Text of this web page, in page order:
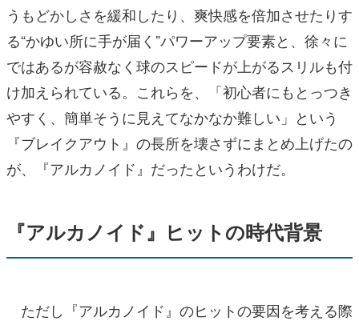
うもどかしさを緩和したり、爽快感を倍加させたりす
る“かゆい所に手が届く”パワーアップ要素と、徐々に
ではあるが容赦なく球のスピードが上がるスリルも付
け加えられている。これらを、「初心者にもとっつき
やすく、簡単そうに見えてなかなか難しい」という
『ブレイクアウト』の長所を壊さずにまとめ上げたの
が、『アルカノイド』だったというわけだ。
『アルカノイド』ヒットの時代背景
ただし『アルカノイド』のヒットの要因を考える際